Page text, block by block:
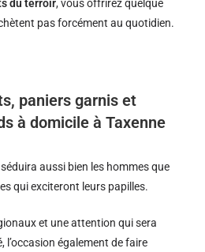
du terroir, vous offrirez quelque
pas forcément au quotidien.
paniers garnis et
à domicile à Taxenne
aussi bien les hommes que
qui exciteront leurs papilles.
et une attention qui sera
l’occasion également de faire